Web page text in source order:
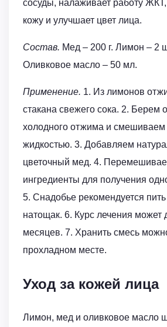
сосуды, налаживает работу
кожу и улучшает цвет лица.
Состав. Мед – 200 г. Лимон – 2
Оливковое масло – 50 мл.
Применение. 1. Из лимонов
стакана свежего сока. 2. Берем
холодного отжима и смешиваем
жидкостью. 3. Добавляем
цветочный мед. 4.
ингредиенты для получения
5. Снадобье рекомендуется
натощак. 6. Курс лечения может
месяцев. 7. Хранить смесь
прохладном месте.
Уход за кожей лица
Лимон, мед и оливковое масло